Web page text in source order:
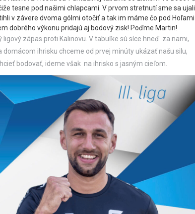
tesne pod našimi chlapcami. V prvom stretnutí sme sa ujali
v závere dvoma gólmi otočiť a tak im máme čo pod Hoľami
dobrého výkonu pridajú aj bodový zisk! Poďme Martin!
ligový zápas proti Kalinovu. V tabuľke sú síce hneď za nami,
ihrisku chceme od prvej minúty ukázať našu silu,
bodovať, ideme však na ihrisko s jasným cieľom.